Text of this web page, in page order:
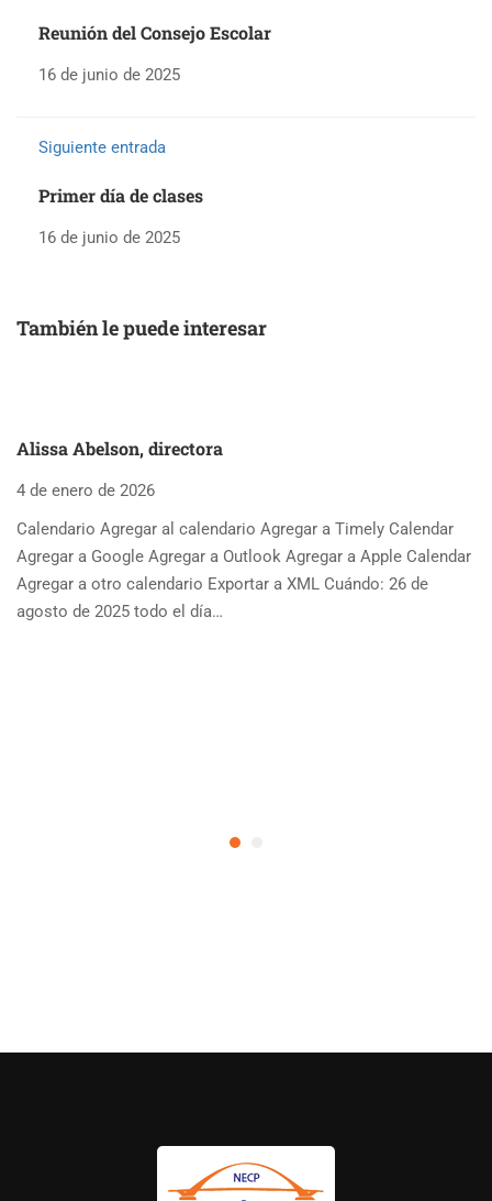
Reunión del Consejo Escolar
16 de junio de 2025
Siguiente entrada
Primer día de clases
16 de junio de 2025
También le puede interesar
Alissa Abelson, directora
4 de enero de 2026
Calendario Agregar al calendario Agregar a Timely Calendar
Agregar a Google Agregar a Outlook Agregar a Apple Calendar
Agregar a otro calendario Exportar a XML Cuándo: 26 de
agosto de 2025 todo el día…